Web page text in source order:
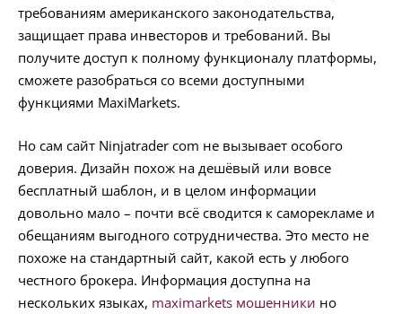
требованиям американского законодательства,
защищает права инвесторов и требований. Вы
получите доступ к полному функционалу платформы,
сможете разобраться со всеми доступными
функциями MaxiMarkets.
Но сам сайт Ninjatrader com не вызывает особого
доверия. Дизайн похож на дешёвый или вовсе
бесплатный шаблон, и в целом информации
довольно мало – почти всё сводится к саморекламе и
обещаниям выгодного сотрудничества. Это место не
похоже на стандартный сайт, какой есть у любого
честного брокера. Информация доступна на
нескольких языках, maximarkets мошенники но